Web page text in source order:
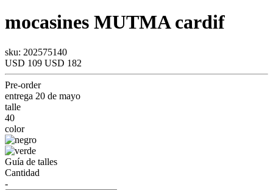
mocasines MUTMAcardif
sku: 202575140
USD 109 USD 182
Pre-order
entrega 20 de mayo
talle
40
color
Guía de talles
Cantidad
-